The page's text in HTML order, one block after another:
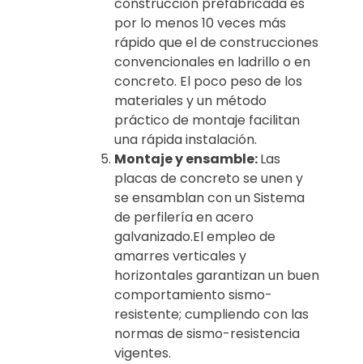
construcción prefabricada es
por lo menos 10 veces más
rápido que el de construcciones
convencionales en ladrillo o en
concreto. El poco peso de los
materiales y un método
práctico de montaje facilitan
una rápida instalación.
Montaje y ensamble:Las
placas de concreto se unen y
se ensamblan con un Sistema
de perfilería en acero
galvanizado.El empleo de
amarres verticales y
horizontales garantizan un buen
comportamiento sismo-
resistente; cumpliendo con las
normas de sismo-resistencia
vigentes.